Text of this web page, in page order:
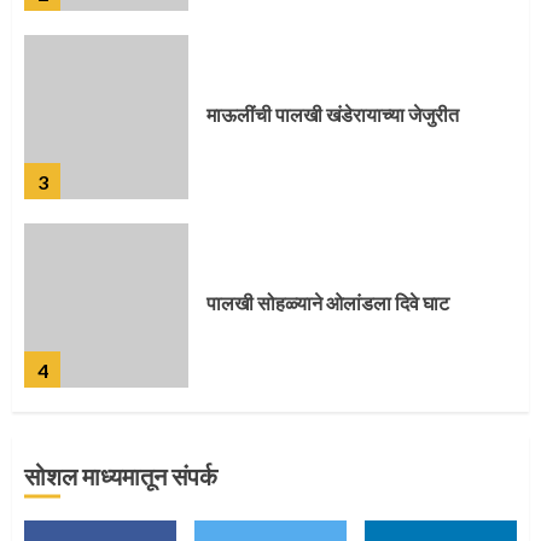
4
पालखी सोहळ्याने ओलांडला दिवे घाट
5
पुणेकरांकडून पालख्यांचे उत्साही स्वागत
मुख्यमंत्र्यांच्या हस्ते विठ्ठलाची महापूजा
सोशल माध्यमातून संपर्क